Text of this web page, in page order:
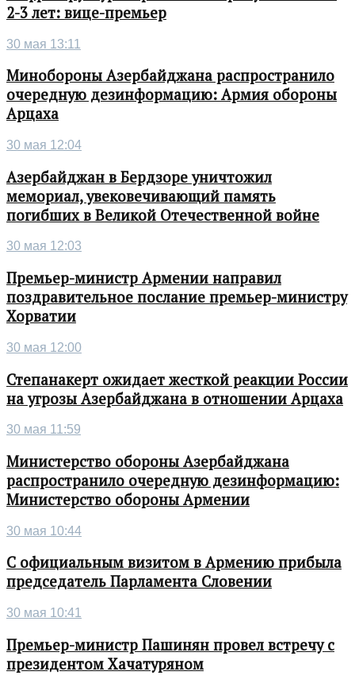
2-3 лет: вице-премьер
30 мая 13:11
Минобороны Азербайджана распространило
очередную дезинформацию: Армия обороны
Арцаха
30 мая 12:04
Азербайджан в Бердзоре уничтожил
мемориал, увековечивающий память
погибших в Великой Отечественной войне
30 мая 12:03
Премьер-министр Армении направил
поздравительное послание премьер-министру
Хорватии
30 мая 12:00
Степанакерт ожидает жесткой реакции России
на угрозы Азербайджана в отношении Арцаха
30 мая 11:59
Министерство обороны Азербайджана
распространило очередную дезинформацию:
Министерство обороны Армении
30 мая 10:44
С официальным визитом в Армению прибыла
председатель Парламента Словении
30 мая 10:41
Премьер-министр Пашинян провел встречу с
президентом Хачатуряном